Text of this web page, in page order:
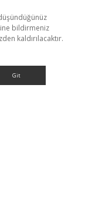
bildirmeniz
kaldırılacaktır.